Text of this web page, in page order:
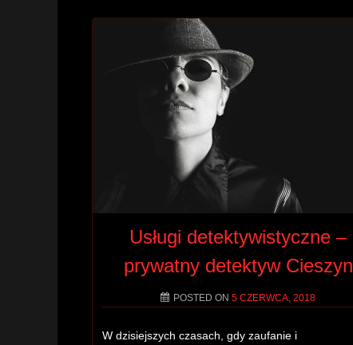
Usługi detektywistyczne –
prywatny detektyw Cieszyn
POSTED ON5 CZERWCA, 2018
W dzisiejszych czasach, gdy zaufanie i